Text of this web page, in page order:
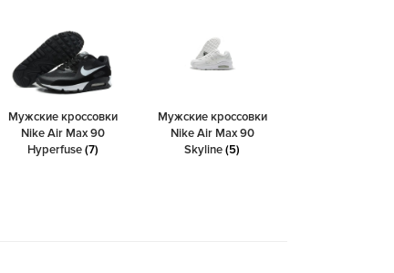
Мужские кроссовки
Nike Air Max 90
Hyperfuse(7)
Мужские кроссовки
Nike Air Max 90
Skyline(5)